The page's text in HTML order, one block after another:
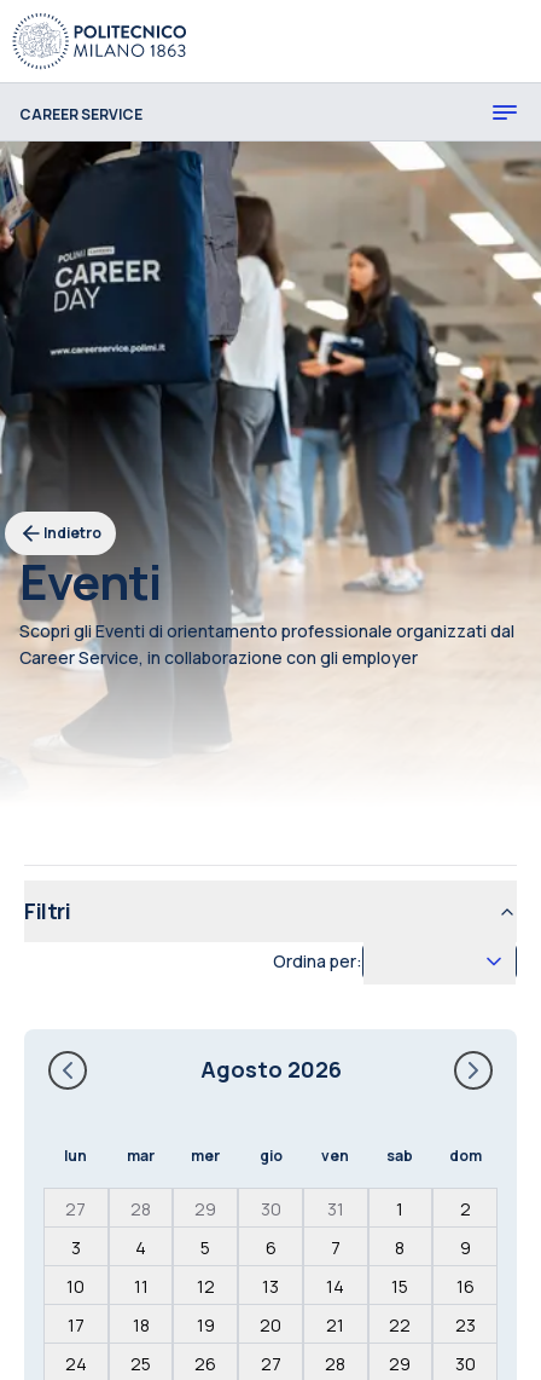
CAREER SERVICE
Indietro
Eventi
Scopri gli Eventi di orientamento professionale organizzati dal
Career Service, in collaborazione con gli employer
Filtri
Ordina per:
Agosto 2026
lun mar mer gio ven sab dom
27 28 29 30 31 1
2
3
4 5 6 7 8
9
10
11 12 13 14 15
16
17
18 19 20 21 22
23
24
25 26 27 28 29
30